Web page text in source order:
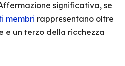
significativa, se
membri rappresentano oltre
e un terzo della ricchezza